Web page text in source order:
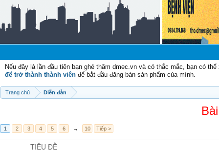
Nếu đây là lần đầu tiên bạn ghé thăm dmec.vn và có thắc mắc, bạn có
để trở thành thành viên để bắt đầu đăng bán sản phẩm của mình.
Trang chủ Diễn đàn
1 2 3 4 5 6 → 10 Tiếp >
TIÊU ĐỀ